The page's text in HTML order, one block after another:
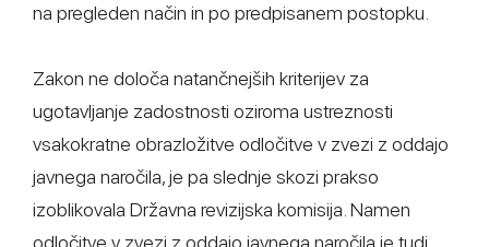
na pregleden način in po predpisanem postopku.
Zakon ne določa natančnejših kriterijev za
ugotavljanje zadostnosti oziroma ustreznosti
vsakokratne obrazložitve odločitve v zvezi z oddajo
javnega naročila, je pa slednje skozi prakso
izoblikovala Državna revizijska komisija. Namen
odločitve v zvezi z oddajo javnega naročila je tudi